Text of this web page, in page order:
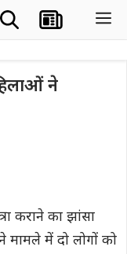
ने
कराने का झांसा
में दो लोगों को